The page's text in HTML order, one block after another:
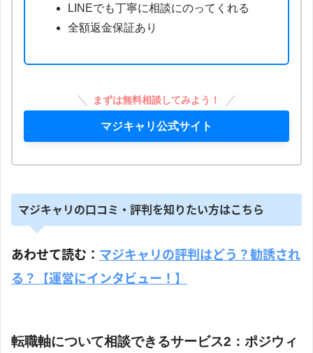
LINEでも丁寧に相談にのってくれる
全額返金保証あり
まずは無料相談してみよう！
マジキャリ公式サイト
マジキャリの口コミ・評判を知りたい方はこちら
あわせて読む： マジキャリの評判はどう？勧誘され
る？【運営にインタビュー！】
転職軸について相談できるサービス2：ポジウィ